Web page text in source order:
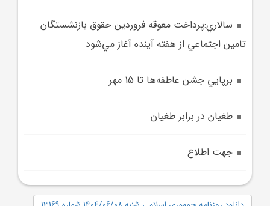
سالاري:پرداخت معوقه فروردين حقوق بازنشستگان
تامين اجتماعي از هفته آينده آغاز مي‌شود
برپايي جشن عاطفه‌ها تا 15 مهر
طغيان در برابر طغيان
جهت اطلاع